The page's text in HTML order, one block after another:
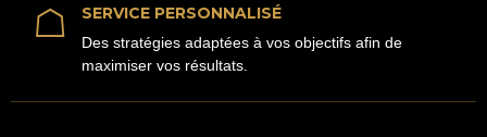
☖ SERVICE PERSONNALISÉ
Des stratégies adaptées à vos objectifs afin de
maximiser vos résultats.